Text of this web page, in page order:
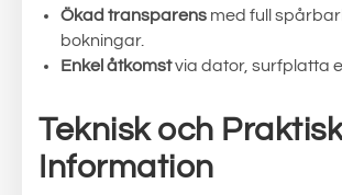
Ökad transparens med full
bokningar.
Enkel åtkomstvia dator, surfplatta
Teknisk och Praktisk
Information